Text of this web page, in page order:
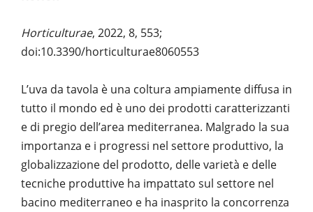
Horticulturae, 2022, 8, 553;
doi:10.3390/horticulturae8060553
L’uva da tavola è una coltura ampiamente diffusa in
tutto il mondo ed è uno dei prodotti caratterizzanti
e di pregio dell’area mediterranea. Malgrado la sua
importanza e i progressi nel settore produttivo, la
globalizzazione del prodotto, delle varietà e delle
tecniche produttive ha impattato sul settore nel
bacino mediterraneo e ha inasprito la concorrenza